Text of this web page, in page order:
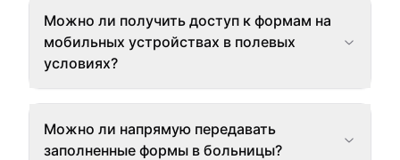
Можно ли получить доступ к формам на
мобильных устройствах в полевых
условиях?
Можно ли напрямую передавать
заполненные формы в больницы?